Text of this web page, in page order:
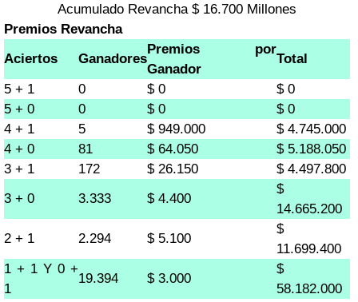
Acumulado Revancha $ 16.700 Millones
Premios Revancha
Aciertos
Ganadores
Premios por
Ganador
Total
5 + 1
0 $ 0
$ 0
5 + 0
0 $ 0
$ 0
4 + 1
5 $ 949.000
$ 4.745.000
4 + 0
81 $ 64.050
$ 5.188.050
3 + 1
172 $ 26.150
$ 4.497.800
3 + 0
3.333 $ 4.400
$
14.665.200
2 + 1
2.294 $ 5.100
$
11.699.400
1 + 1 Y 0 +
1
19.394 $ 3.000
$
58.182.000